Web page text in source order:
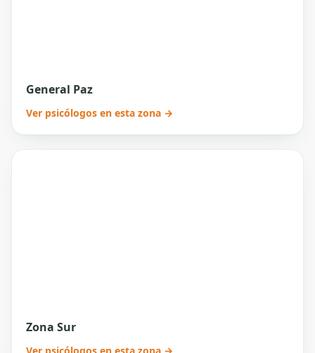
General Paz
Ver psicólogos en esta zona →
Zona Sur